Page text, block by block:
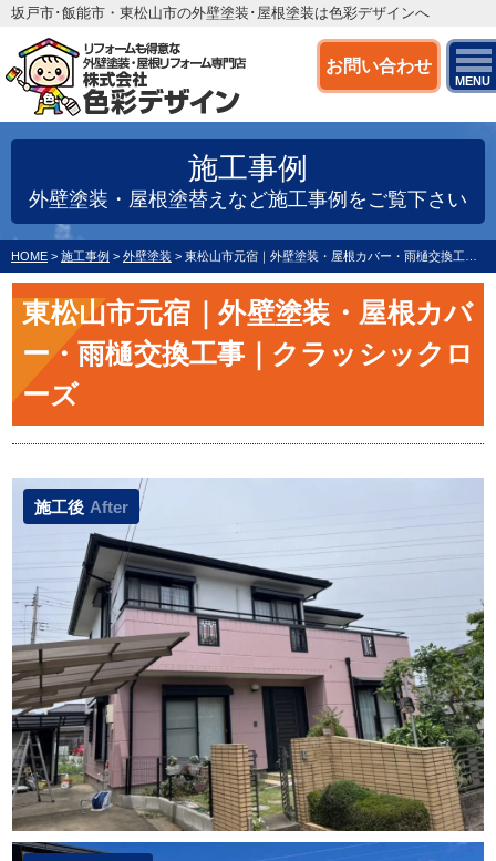
お問い合わせ
MENU
坂戸市･飯能市・東松山市の外壁塗装･屋根塗装は色彩デザインへ
施工事例
外壁塗装・屋根塗替えなど施工事例をご覧下さい
HOME > 施工事例 > 外壁塗装 > 東松山市元宿｜外壁塗装・屋根カバー・雨樋交換工事｜クラッシックローズ
東松山市元宿｜外壁塗装・屋根カバ
ー・雨樋交換工事｜クラッシックロ
ーズ
施工後 After